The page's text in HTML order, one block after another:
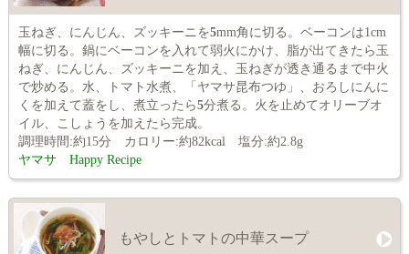
玉ねぎ、にんじん、ズッキーニを5mm角に切る。ベーコンは1cm
幅に切る。鍋にベーコンを入れて弱火にかけ、脂が出てきたら玉
ねぎ、にんじん、ズッキーニを加え、玉ねぎが透き通るまで中火
で炒める。水、トマト水煮、「ヤマサ昆布つゆ」、おろしにんに
くを加えて蓋をし、煮立ったら5分煮る。火を止めてオリーブオ
イル、こしょうを加えたら完成。
調理時間:約15分 カロリー:約82kcal 塩分:約2.8g
ヤマサ Happy Recipe
もやしとトマトの中華スープ